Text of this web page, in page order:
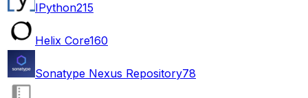
IPython215
Helix Core160
Sonatype Nexus Repository78